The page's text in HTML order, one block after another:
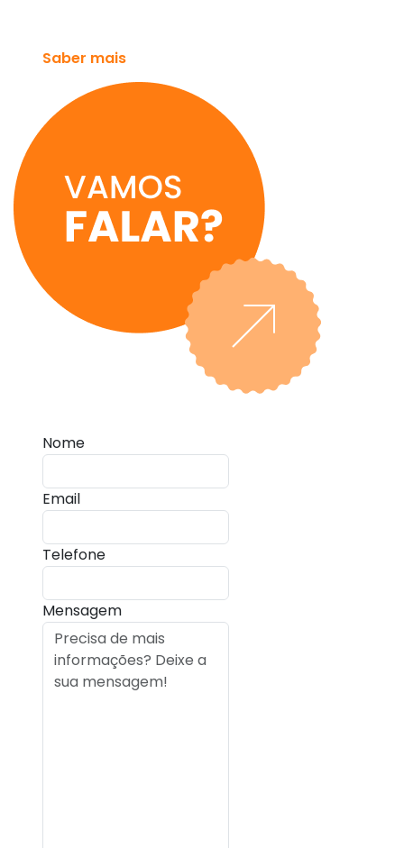
Saber mais
Nome
Email
Telefone
Mensagem